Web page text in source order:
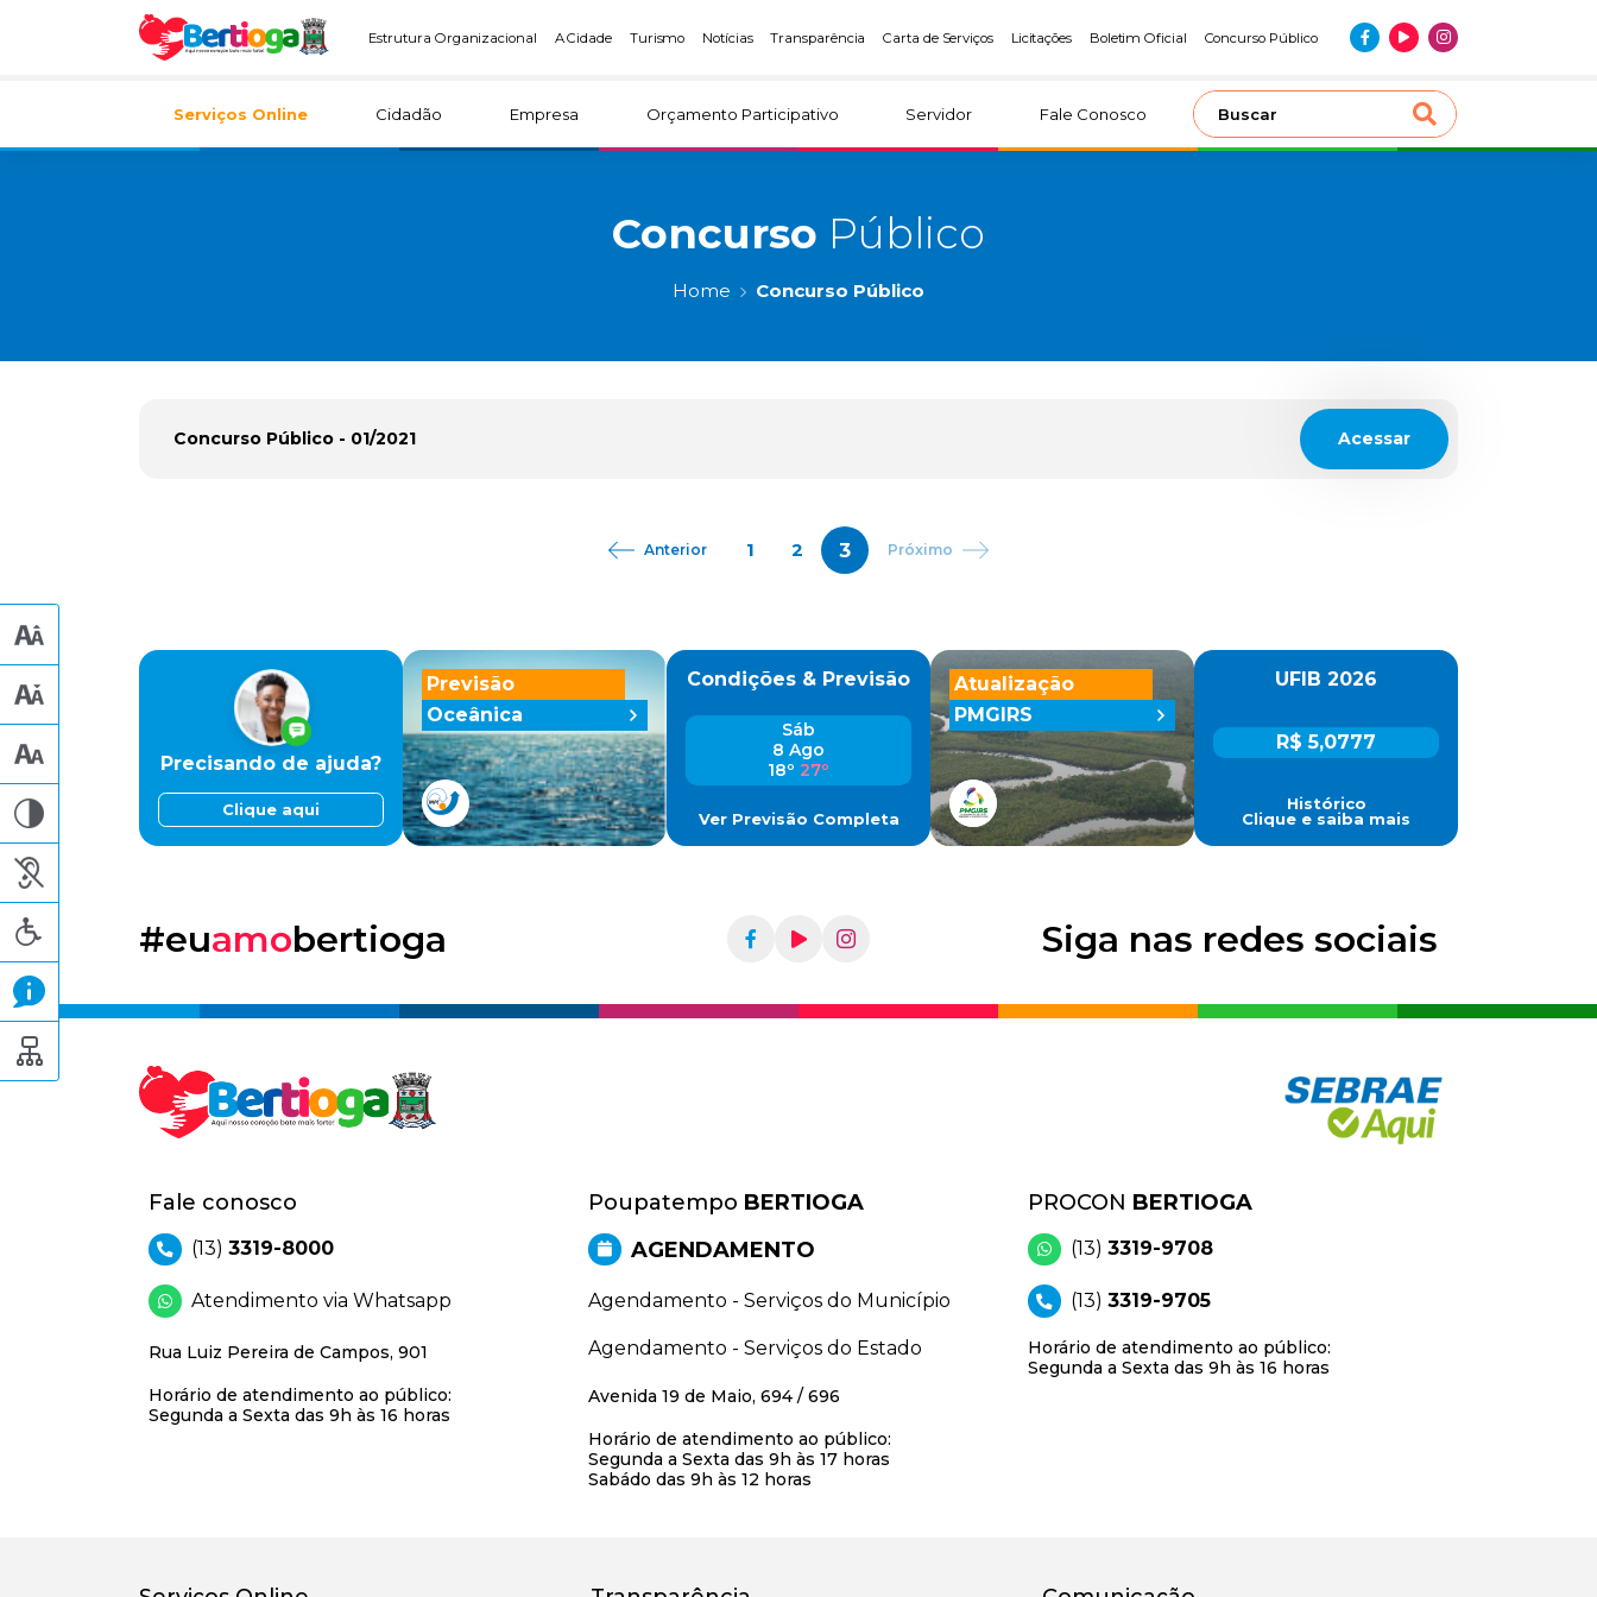
Estrutura Organizacional A Cidade Turismo Notícias Transparência Carta de Serviços Licitações Boletim Oficial Concurso Público
Serviços Online Cidadão Empresa Orçamento Participativo Servidor Fale Conosco
Concurso Público
Home Concurso Público
Concurso Público - 01/2021 Acessar
Anterior 1 2 3 Próximo
Previsão
Oceânica
Precisando de ajuda?
Clique aqui
Condições & Previsão
Sáb
8 Ago
18º 27º
Ver Previsão Completa
UFIB 2026
R$ 5,0777
Histórico
Clique e saiba mais
Atualização
PMGIRS
#euamobertioga Siga nas redes sociais
Fale conosco
(13) 3319-8000
Atendimento via Whatsapp
Rua Luiz Pereira de Campos, 901
Horário de atendimento ao público:
Segunda a Sexta das 9h às 16 horas
Poupatempo BERTIOGA
AGENDAMENTO
Agendamento - Serviços do Município
Agendamento - Serviços do Estado
Avenida 19 de Maio, 694 / 696
Horário de atendimento ao público:
Segunda a Sexta das 9h às 17 horas
Sabádo das 9h às 12 horas
PROCON BERTIOGA
(13) 3319-9708
(13) 3319-9705
Horário de atendimento ao público:
Segunda a Sexta das 9h às 16 horas